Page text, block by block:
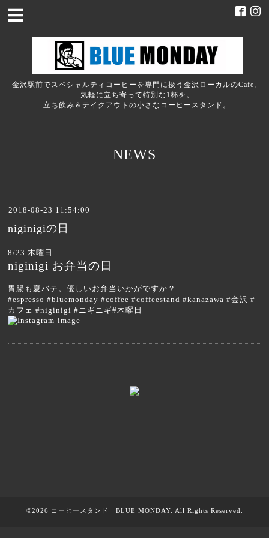
金沢駅前でスペシャルティコーヒーを専門に扱う金沢ローカルのCafe。
気軽に立ち寄って特別な1杯を。
立ち飲み＆テイクアウトの小さなコーヒースタンド。
NEWS
2018-08-23 11:54:00
niginigiの日
8/23 木曜日
niginigi お弁当の日
胃腸も夏バテ。優しいお弁当いかがですか？
#espresso #bluemonday #coffee #coffeestand #kanazawa #金沢 #
カフェ #niginigi #ニギニギ#木曜日
©2026 コーヒースタンド BLUE MONDAY. All Rights Reserved.